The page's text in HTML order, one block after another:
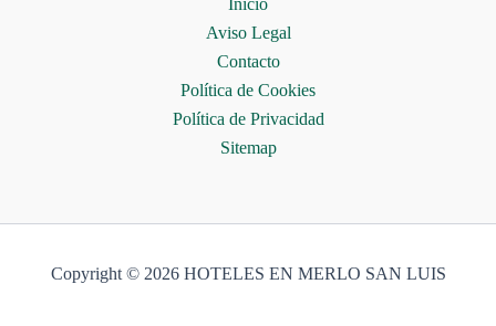
Inicio
Aviso Legal
Contacto
Política de Cookies
Política de Privacidad
Sitemap
Copyright © 2026 HOTELES EN MERLO SAN LUIS